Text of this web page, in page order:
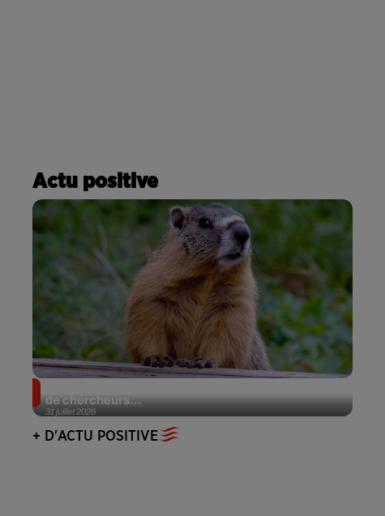
Actu positive
31 juillet 2026
de chercheurs...
+ D'ACTU POSITIVE